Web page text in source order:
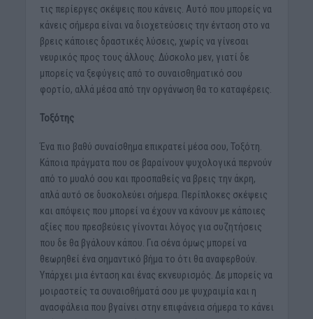
τις περίεργες σκέψεις που κάνεις. Αυτό που μπορείς να
κάνεις σήμερα είναι να διοχετεύσεις την ένταση στο να
βρεις κάποιες δραστικές λύσεις, χωρίς να γίνεσαι
νευρικός προς τους άλλους. Δύσκολο μεν, γιατί δε
μπορείς να ξεφύγεις από το συναισθηματικό σου
φορτίο, αλλά μέσα από την οργάνωση θα το καταφέρεις.
Τοξότης
Ένα πιο βαθύ συναίσθημα επικρατεί μέσα σου, Τοξότη.
Κάποια πράγματα που σε βαραίνουν ψυχολογικά περνούν
από το μυαλό σου και προσπαθείς να βρεις την άκρη,
απλά αυτό σε δυσκολεύει σήμερα. Περίπλοκες σκέψεις
και απόψεις που μπορεί να έχουν να κάνουν με κάποιες
αξίες που πρεσβεύεις γίνονται λόγος για συζητήσεις
που δε θα βγάλουν κάπου. Για σένα όμως μπορεί να
θεωρηθεί ένα σημαντικό βήμα το ότι θα αναφερθούν.
Υπάρχει μια ένταση και ένας εκνευρισμός. Δε μπορείς να
μοιραστείς τα συναισθήματά σου με ψυχραιμία και η
ανασφάλεια που βγαίνει στην επιφάνεια σήμερα το κάνει